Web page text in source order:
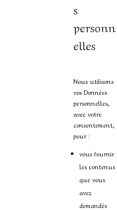
s
personn
elles
Nous utilisons
vos Données
personnelles,
avec votre
consentement,
pour :
vous fournir
les contenus
que vous
avez
demandés